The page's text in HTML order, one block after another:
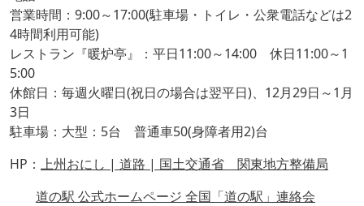
営業時間：9:00～17:00(駐車場・トイレ・公衆電話などは2
4時間利用可能)
レストラン『暖炉亭』：平日11:00～14:00 休日11:00～1
5:00
休館日：毎週火曜日(祝日の場合は翌平日)、12月29日～1月
3日
駐車場：大型：5台 普通車50(身障者用2)台
HP： 上州おにし | 道路 | 国土交通省 関東地方整備局
道の駅 公式ホームページ 全国「道の駅」連絡会